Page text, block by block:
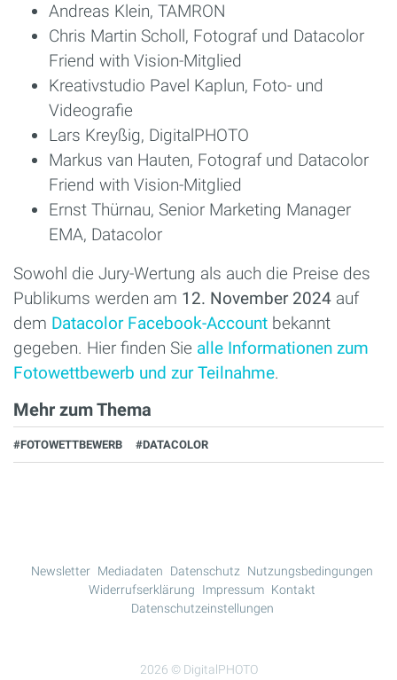
Andreas Klein, TAMRON
Chris Martin Scholl, Fotograf und Datacolor
Friend with Vision-Mitglied
Kreativstudio Pavel Kaplun, Foto- und
Videografie
Lars Kreyßig, DigitalPHOTO
Markus van Hauten, Fotograf und Datacolor
Friend with Vision-Mitglied
Ernst Thürnau, Senior Marketing Manager
EMA, Datacolor
Sowohl die Jury-Wertung als auch die Preise des
Publikums werden am 12. November 2024 auf
dem Datacolor Facebook-Account bekannt
gegeben. Hier finden Sie alle Informationen zum
Fotowettbewerb und zur Teilnahme.
Mehr zum Thema
#FOTOWETTBEWERB #DATACOLOR
2026 © DigitalPHOTO
Newsletter Mediadaten Datenschutz Nutzungsbedingungen
Widerrufserklärung
Impressum Kontakt
Datenschutzeinstellungen